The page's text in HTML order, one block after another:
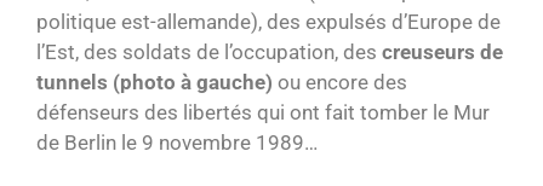
politique est-allemande), des expulsés d’Europe de
l’Est, des soldats de l’occupation, des creuseurs de
tunnels (photo à gauche) ou encore des
défenseurs des libertés qui ont fait tomber le Mur
de Berlin le 9 novembre 1989…